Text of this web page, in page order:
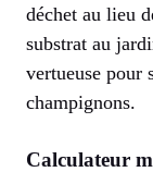
déchet au lieu
substrat au
vertueuse pour
champignons.
Calculateur